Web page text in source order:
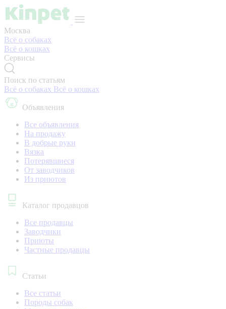
Москва
Всё о собаках
Всё о кошках
Сервисы
Поиск по статьям
Всё о собаках Всё о кошках
Объявления
Все объявления
На продажу
В добрые руки
Вязка
Потерявшиеся
От заводчиков
Из приютов
Каталог продавцов
Все продавцы
Заводчики
Приюты
Частные продавцы
Статьи
Все статьи
Породы собак